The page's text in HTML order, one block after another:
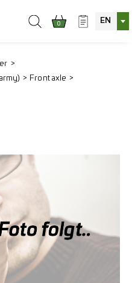
0 EN
Front axle